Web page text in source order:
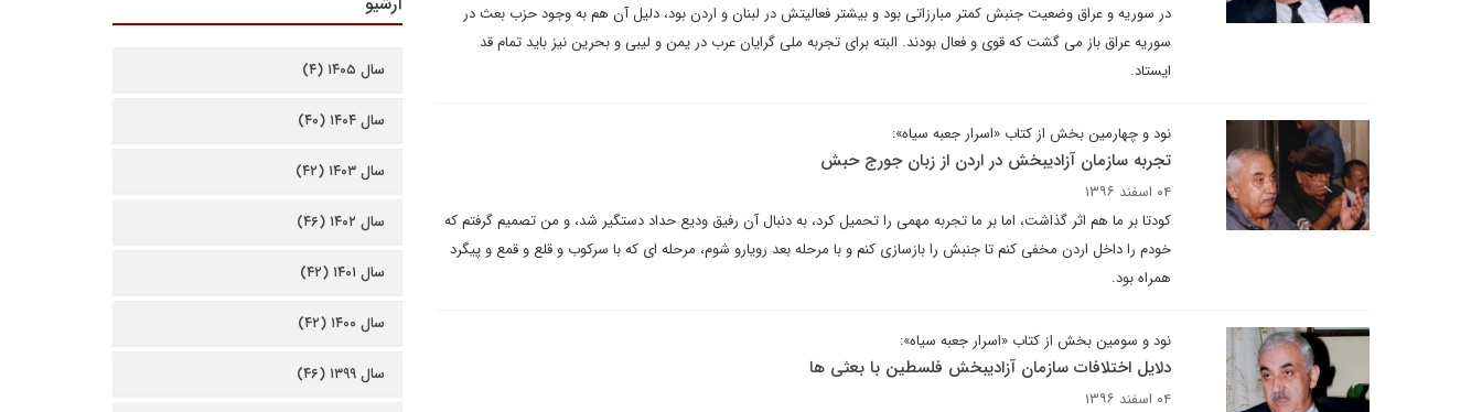
در سوریه و عراق وضعیت جنبش کمتر مبارزاتی بود و بیشتر فعالیتش در لبنان و اردن بود، دلیل آن هم به وجود حزب بعث در
سوریه عراق باز می گشت که قوی و فعال بودند. البته برای تجربه ملی گرایان عرب در یمن و لیبی و بحرین نیز باید تمام قد
ایستاد.
نود و چهارمین بخش از کتاب «اسرار جعبه سیاه»:
تجربه سازمان آزادیبخش در اردن از زبان جورج حبش
۰۴ اسفند ۱۳۹۶
کودتا بر ما هم اثر گذاشت، اما بر ما تجربه مهمی را تحمیل کرد، به دنبال آن رفیق ودیع حداد دستگیر شد، و من تصمیم گرفتم که
خودم را داخل اردن مخفی کنم تا جنبش را بازسازی کنم و با مرحله بعد رویارو شوم، مرحله ای که با سرکوب و قلع و قمع و پیگرد
همراه بود.
نود و سومین بخش از کتاب «اسرار جعبه سیاه»:
دلایل اختلافات سازمان آزادیبخش فلسطین با بعثی ها
۰۴ اسفند ۱۳۹۶
سال ۱۴۰۵ (۴)
سال ۱۴۰۴ (۴۰)
سال ۱۴۰۳ (۴۲)
سال ۱۴۰۲ (۴۶)
سال ۱۴۰۱ (۴۲)
سال ۱۴۰۰ (۴۲)
سال ۱۳۹۹ (۴۶)